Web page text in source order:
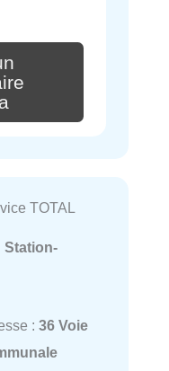
TOTAL
Station-
: 36 Voie